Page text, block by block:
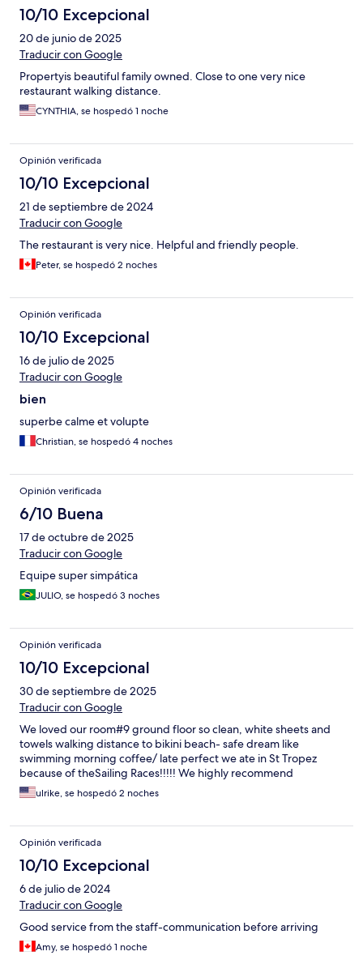
10/10 Excepcional
20 de junio de 2025
Traducir con Google
Propertyis beautiful family owned. Close to one very nice
restaurant walking distance.
CYNTHIA, se hospedó 1 noche
Opinión verificada
10/10 Excepcional
21 de septiembre de 2024
Traducir con Google
The restaurant is very nice. Helpful and friendly people.
Peter, se hospedó 2 noches
Opinión verificada
10/10 Excepcional
16 de julio de 2025
Traducir con Google
bien
superbe calme et volupte
Christian, se hospedó 4 noches
Opinión verificada
6/10 Buena
17 de octubre de 2025
Traducir con Google
Equipe super simpática
JULIO, se hospedó 3 noches
Opinión verificada
10/10 Excepcional
30 de septiembre de 2025
Traducir con Google
We loved our room#9 ground floor so clean, white sheets and
towels walking distance to bikini beach- safe dream like
swimming morning coffee/ late perfect we ate in St Tropez
because of theSailing Races!!!!! We highly recommend
ulrike, se hospedó 2 noches
Opinión verificada
10/10 Excepcional
6 de julio de 2024
Traducir con Google
Good service from the staff-communication before arriving
Amy, se hospedó 1 noche